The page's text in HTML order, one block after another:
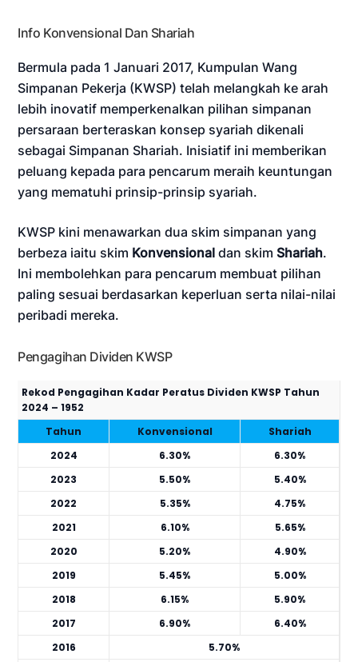
Info Konvensional Dan Shariah
Bermula pada 1 Januari 2017, Kumpulan Wang
Simpanan Pekerja (KWSP) telah melangkah ke arah
lebih inovatif memperkenalkan pilihan simpanan
persaraan berteraskan konsep syariah dikenali
sebagai Simpanan Shariah. Inisiatif ini memberikan
peluang kepada para pencarum meraih keuntungan
yang mematuhi prinsip-prinsip syariah.
KWSP kini menawarkan dua skim simpanan yang
berbeza iaitu skim Konvensional dan skimShariah.
Ini membolehkan para pencarum membuat pilihan
paling sesuai berdasarkan keperluan serta nilai-nilai
peribadi mereka.
Pengagihan Dividen KWSP
Rekod Pengagihan Kadar Peratus Dividen KWSP Tahun
2024 – 1952
Tahun
Konvensional
Shariah
2024
6.30%
6.30%
2023
5.50%
5.40%
2022
5.35%
4.75%
2021
6.10%
5.65%
2020
5.20%
4.90%
2019
5.45%
5.00%
2018
6.15%
5.90%
2017
6.90%
6.40%
2016
5.70%